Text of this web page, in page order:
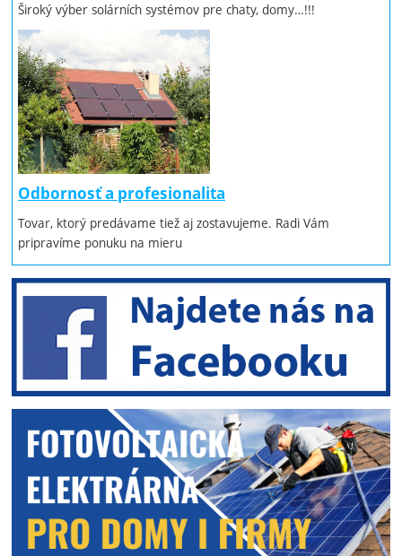
Široký výber solárních systémov pre chaty, domy…!!!
Odbornosť a profesionalita
Tovar, ktorý predávame tiež aj zostavujeme. Radi Vám
pripravíme ponuku na mieru